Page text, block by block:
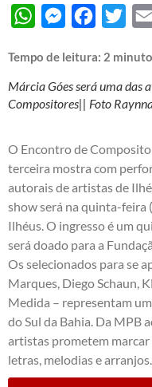
WhatsAppMessengerFacebook
Tempo de leitura: 2
Márcia Góes será uma das
Compositores|| Foto
O Encontro de
terceira mostra com
autorais de artistas de
show será na quinta-feira
Ilhéus. O ingresso é um
será doado para a
Os selecionados para se
Marques, Diego Schaun,
Medida – representam
do Sul da Bahia. Da MPB
artistas prometem
letras, melodias e arranjos.